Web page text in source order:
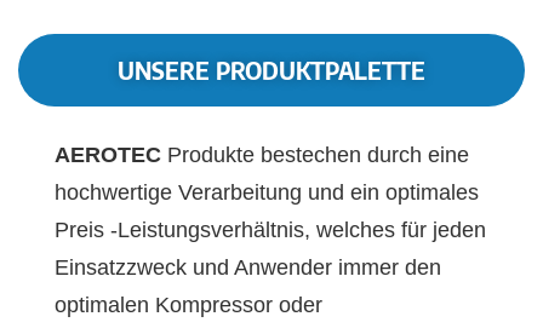
UNSERE PRODUKTPALETTE
AEROTEC Produkte bestechen durch eine
hochwertige Verarbeitung und ein optimales
Preis -Leistungsverhältnis, welches für jeden
Einsatzzweck und Anwender immer den
optimalen Kompressor oder